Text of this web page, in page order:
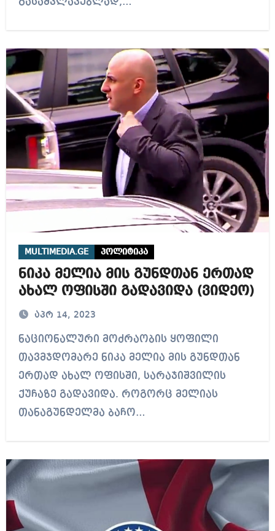
გასამკლავებლად,…
MULTIMEDIA.GE პოლიტიკა
ნიკა მელია მის გუნდთან ერთად
ახალ ოფისში გადავიდა (ვიდეო)
აპრ 14, 2023
ნაციონალური მოძრაობის ყოფილი
თავმჯდომარე ნიკა მელია მის გუნდთან
ერთად ახალ ოფისში, სარაჯიშვილის
ქუჩაზე გადავიდა. როგორც მელიას
თანაგუნდელმა ბაჩო…